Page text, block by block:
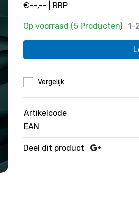
€--,-- | RRP
Op voorraad (5 Producten) 1-
Vergelijk
Artikelcode
EAN
Deel dit product